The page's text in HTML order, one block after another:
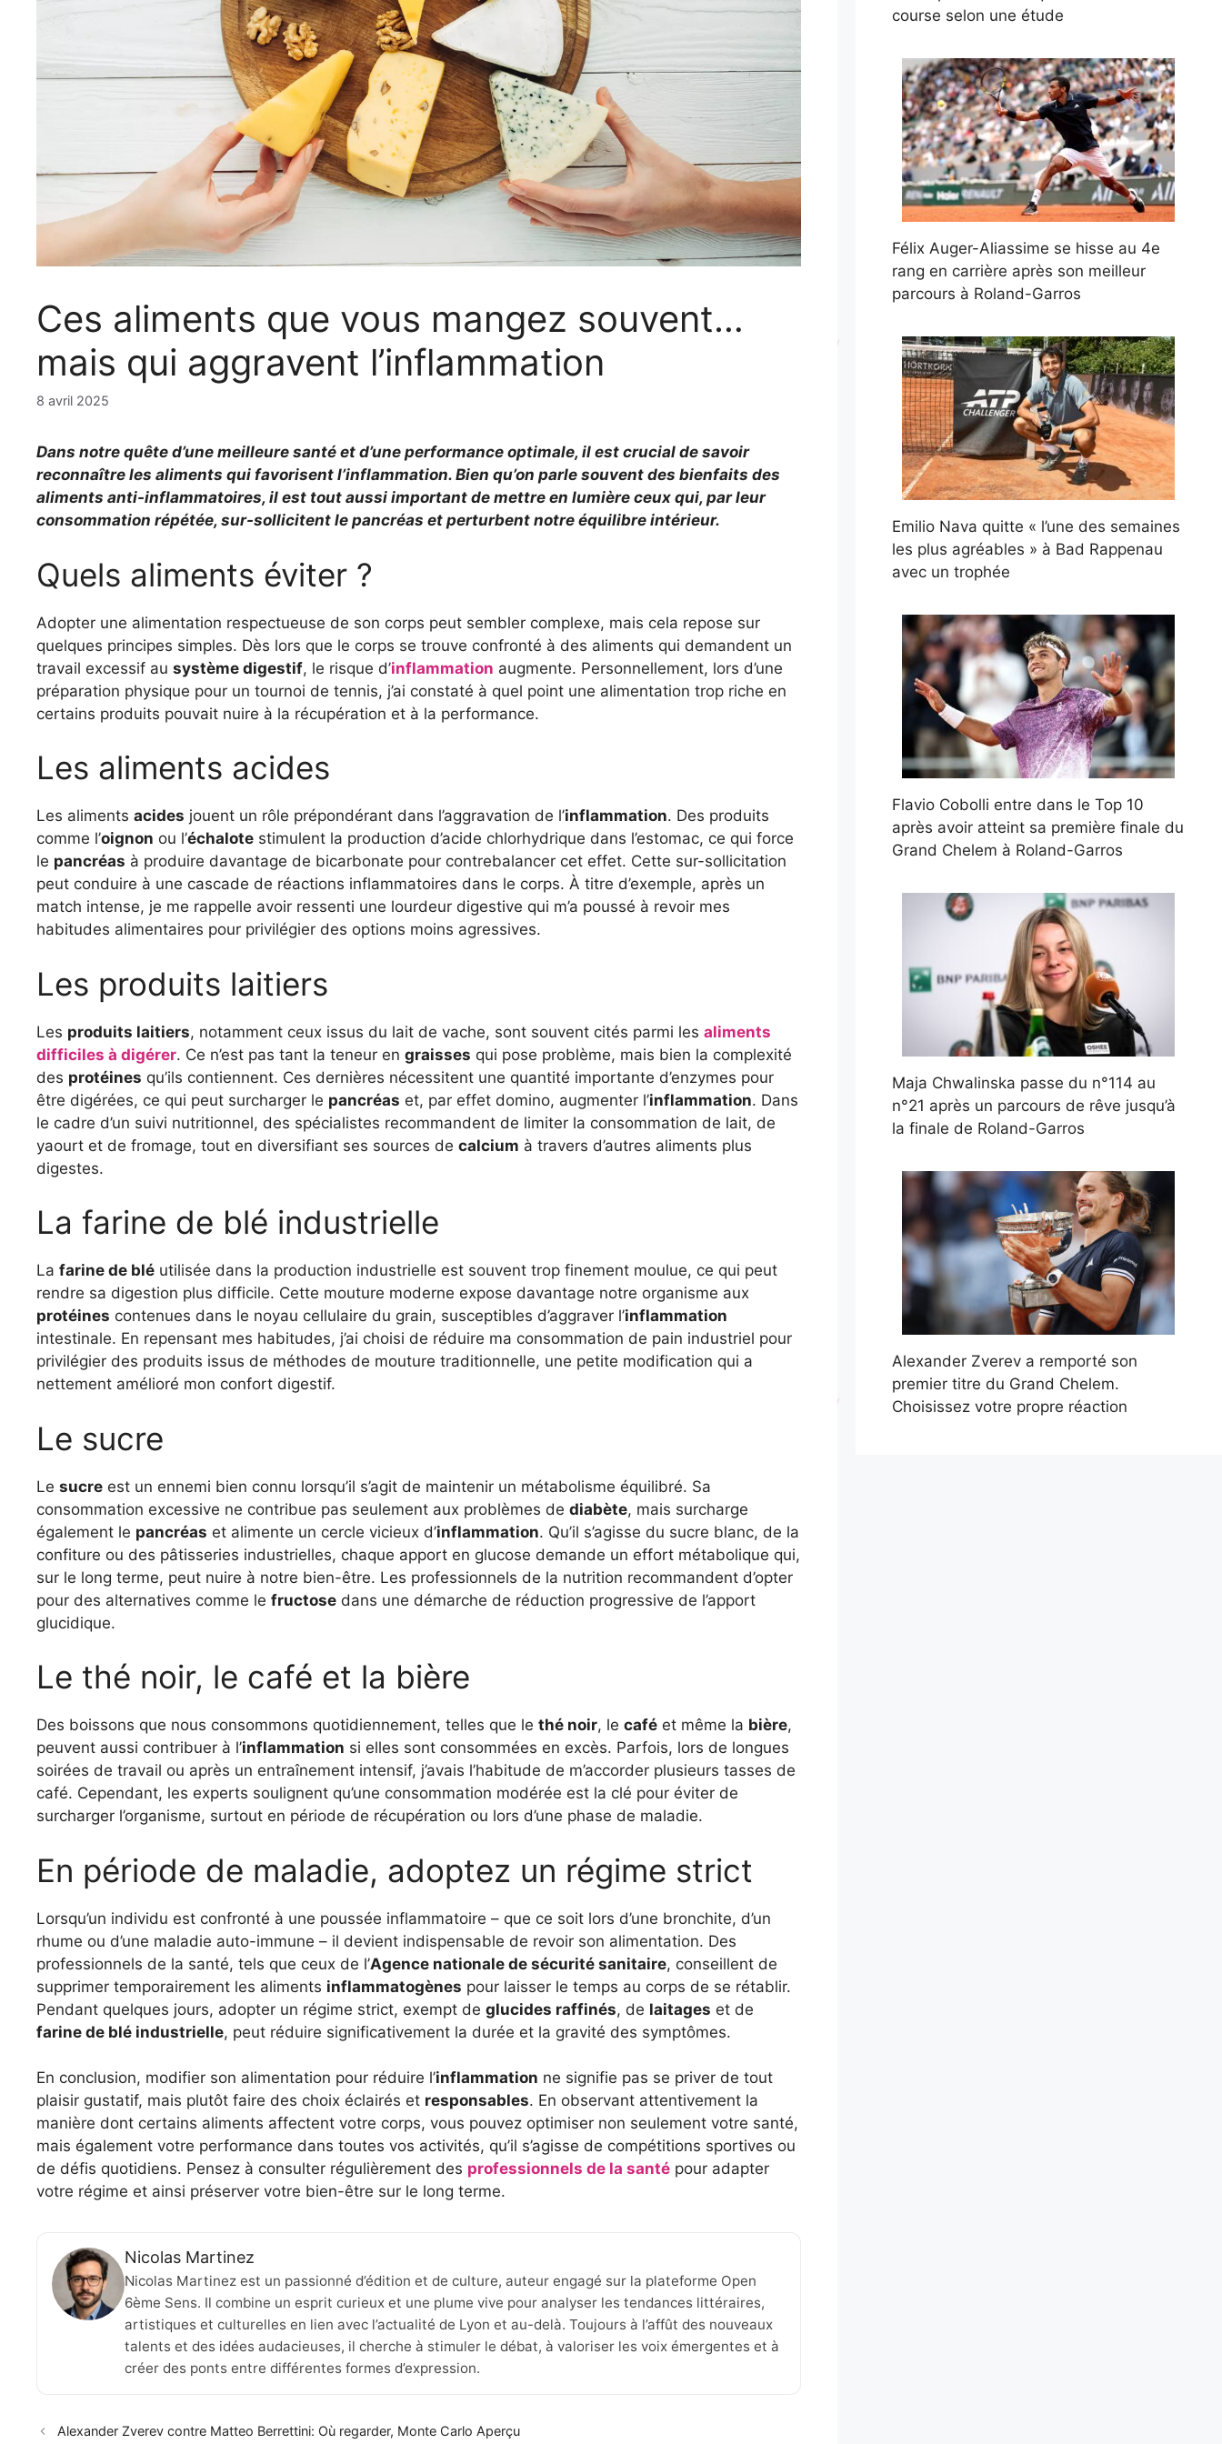
Ces aliments que vous mangez souvent…
mais qui aggravent l’inflammation
8 avril 2025
Dans notre quête d’une meilleure santé et d’une performance optimale, il est crucial de savoir
reconnaître les aliments qui favorisent l’inflammation. Bien qu’on parle souvent des bienfaits des
aliments anti-inflammatoires, il est tout aussi important de mettre en lumière ceux qui, par leur
consommation répétée, sur-sollicitent le pancréas et perturbent notre équilibre intérieur.
Quels aliments éviter ?
Adopter une alimentation respectueuse de son corps peut sembler complexe, mais cela repose sur
quelques principes simples. Dès lors que le corps se trouve confronté à des aliments qui demandent un
travail excessif au système digestif, le risque d’inflammation augmente. Personnellement, lors d’une
préparation physique pour un tournoi de tennis, j’ai constaté à quel point une alimentation trop riche en
certains produits pouvait nuire à la récupération et à la performance.
Les aliments acides
Les aliments acides jouent un rôle prépondérant dans l’aggravation de l’inflammation. Des produits
comme l’oignon ou l’échalote stimulent la production d’acide chlorhydrique dans l’estomac, ce qui force
le pancréas à produire davantage de bicarbonate pour contrebalancer cet effet. Cette sur-sollicitation
peut conduire à une cascade de réactions inflammatoires dans le corps. À titre d’exemple, après un
match intense, je me rappelle avoir ressenti une lourdeur digestive qui m’a poussé à revoir mes
habitudes alimentaires pour privilégier des options moins agressives.
Les produits laitiers
Les produits laitiers, notamment ceux issus du lait de vache, sont souvent cités parmi les aliments
difficiles à digérer. Ce n’est pas tant la teneur en graisses qui pose problème, mais bien la complexité
des protéines qu’ils contiennent. Ces dernières nécessitent une quantité importante d’enzymes pour
être digérées, ce qui peut surcharger le pancréas et, par effet domino, augmenter l’inflammation. Dans
le cadre d’un suivi nutritionnel, des spécialistes recommandent de limiter la consommation de lait, de
yaourt et de fromage, tout en diversifiant ses sources de calcium à travers d’autres aliments plus
digestes.
La farine de blé industrielle
La farine de blé utilisée dans la production industrielle est souvent trop finement moulue, ce qui peut
rendre sa digestion plus difficile. Cette mouture moderne expose davantage notre organisme aux
protéines contenues dans le noyau cellulaire du grain, susceptibles d’aggraver l’inflammation
intestinale. En repensant mes habitudes, j’ai choisi de réduire ma consommation de pain industriel pour
privilégier des produits issus de méthodes de mouture traditionnelle, une petite modification qui a
nettement amélioré mon confort digestif.
Le sucre
Le sucre est un ennemi bien connu lorsqu’il s’agit de maintenir un métabolisme équilibré. Sa
consommation excessive ne contribue pas seulement aux problèmes de diabète, mais surcharge
également le pancréas et alimente un cercle vicieux d’inflammation. Qu’il s’agisse du sucre blanc, de la
confiture ou des pâtisseries industrielles, chaque apport en glucose demande un effort métabolique qui,
sur le long terme, peut nuire à notre bien-être. Les professionnels de la nutrition recommandent d’opter
pour des alternatives comme le fructose dans une démarche de réduction progressive de l’apport
glucidique.
Le thé noir, le café et la bière
Des boissons que nous consommons quotidiennement, telles que le thé noir, le café et même la bière,
peuvent aussi contribuer à l’inflammation si elles sont consommées en excès. Parfois, lors de longues
soirées de travail ou après un entraînement intensif, j’avais l’habitude de m’accorder plusieurs tasses de
café. Cependant, les experts soulignent qu’une consommation modérée est la clé pour éviter de
surcharger l’organisme, surtout en période de récupération ou lors d’une phase de maladie.
En période de maladie, adoptez un régime strict
Lorsqu’un individu est confronté à une poussée inflammatoire – que ce soit lors d’une bronchite, d’un
rhume ou d’une maladie auto-immune – il devient indispensable de revoir son alimentation. Des
professionnels de la santé, tels que ceux de l’Agence nationale de sécurité sanitaire, conseillent de
supprimer temporairement les aliments inflammatogènes pour laisser le temps au corps de se rétablir.
Pendant quelques jours, adopter un régime strict, exempt de glucides raffinés, de laitages et de
farine de blé industrielle, peut réduire significativement la durée et la gravité des symptômes.
En conclusion, modifier son alimentation pour réduire l’inflammation ne signifie pas se priver de tout
plaisir gustatif, mais plutôt faire des choix éclairés et responsables. En observant attentivement la
manière dont certains aliments affectent votre corps, vous pouvez optimiser non seulement votre santé,
mais également votre performance dans toutes vos activités, qu’il s’agisse de compétitions sportives ou
de défis quotidiens. Pensez à consulter régulièrement des professionnels de la santé pour adapter
votre régime et ainsi préserver votre bien-être sur le long terme.
Nicolas Martinez
Nicolas Martinez est un passionné d’édition et de culture, auteur engagé sur la plateforme Open
6ème Sens. Il combine un esprit curieux et une plume vive pour analyser les tendances littéraires,
artistiques et culturelles en lien avec l’actualité de Lyon et au-delà. Toujours à l’affût des nouveaux
talents et des idées audacieuses, il cherche à stimuler le débat, à valoriser les voix émergentes et à
créer des ponts entre différentes formes d’expression.
Alexander Zverev contre Matteo Berrettini: Où regarder, Monte Carlo Aperçu
course selon une étude
Félix Auger-Aliassime se hisse au 4e
rang en carrière après son meilleur
parcours à Roland-Garros
Emilio Nava quitte « l’une des semaines
les plus agréables » à Bad Rappenau
avec un trophée
Flavio Cobolli entre dans le Top 10
après avoir atteint sa première finale du
Grand Chelem à Roland-Garros
Maja Chwalinska passe du n°114 au
n°21 après un parcours de rêve jusqu’à
la finale de Roland-Garros
Alexander Zverev a remporté son
premier titre du Grand Chelem.
Choisissez votre propre réaction